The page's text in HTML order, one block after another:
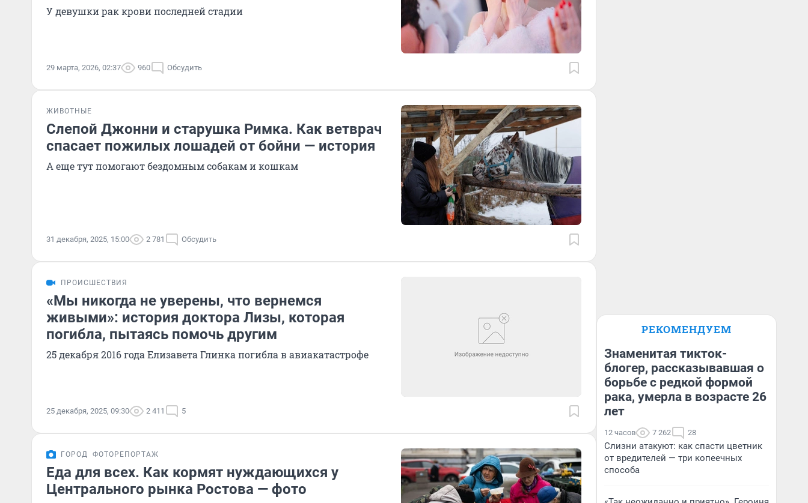
У девушки рак крови последней стадии
29 марта, 2026, 02:37 960 Обсудить
ЖИВОТНЫЕ
Слепой Джонни и старушка Римка. Как ветврач
спасает пожилых лошадей от бойни — история
А еще тут помогают бездомным собакам и кошкам
31 декабря, 2025, 15:00 2 781 Обсудить
ПРОИСШЕСТВИЯ
«Мы никогда не уверены, что вернемся
живыми»: история доктора Лизы, которая
погибла, пытаясь помочь другим
25 декабря 2016 года Елизавета Глинка погибла в авиакатастрофе
25 декабря, 2025, 09:30 2 411 5
ГОРОД ФОТОРЕПОРТАЖ
Еда для всех. Как кормят нуждающихся у
Центрального рынка Ростова — фото
РЕКОМЕНДУЕМ
Знаменитая тикток-
блогер, рассказывавшая о
борьбе с редкой формой
рака, умерла в возрасте 26
лет
12 часов 7 262 28
Слизни атакуют: как спасти цветник
от вредителей — три копеечных
способа